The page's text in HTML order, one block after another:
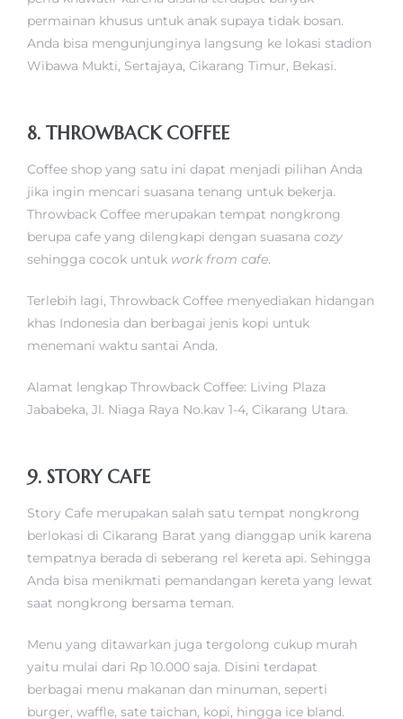
permainan khusus untuk anak supaya tidak bosan.
Anda bisa mengunjunginya langsung ke lokasi stadion
Wibawa Mukti, Sertajaya, Cikarang Timur, Bekasi.
8. THROWBACK COFFEE
Coffee shop yang satu ini dapat menjadi pilihan Anda
jika ingin mencari suasana tenang untuk bekerja.
Throwback Coffee merupakan tempat nongkrong
berupa cafe yang dilengkapi dengan suasana cozy
sehingga cocok untuk work from cafe.
Terlebih lagi, Throwback Coffee menyediakan hidangan
khas Indonesia dan berbagai jenis kopi untuk
menemani waktu santai Anda.
Alamat lengkap Throwback Coffee: Living Plaza
Jababeka, Jl. Niaga Raya No.kav 1-4, Cikarang Utara.
9. STORY CAFE
Story Cafe merupakan salah satu tempat nongkrong
berlokasi di Cikarang Barat yang dianggap unik karena
tempatnya berada di seberang rel kereta api. Sehingga
Anda bisa menikmati pemandangan kereta yang lewat
saat nongkrong bersama teman.
Menu yang ditawarkan juga tergolong cukup murah
yaitu mulai dari Rp 10.000 saja. Disini terdapat
berbagai menu makanan dan minuman, seperti
burger, waffle, sate taichan, kopi, hingga ice bland.